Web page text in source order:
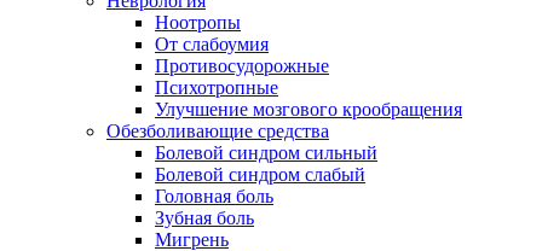
Ноотропы
От слабоумия
Противосудорожные
Психотропные
Улучшение мозгового крообращения
Обезболивающие средства
Болевой синдром сильный
Болевой синдром слабый
Головная боль
Зубная боль
Мигрень